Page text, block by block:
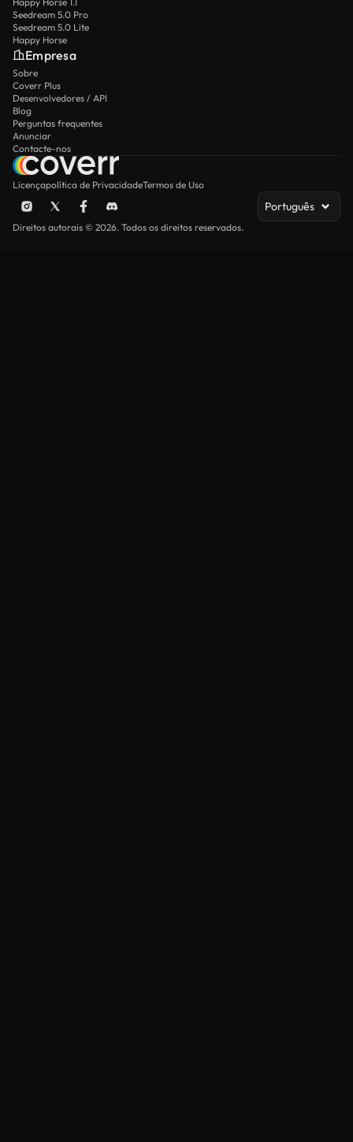
Seedream 5.0 Pro
Seedream 5.0 Lite
Happy Horse
Empresa
Sobre
Coverr Plus
Desenvolvedores / API
Blog
Perguntas frequentes
Anunciar
Contacte-nos
Licençapolítica de PrivacidadeTermos de Uso
Português
Direitos autorais © 2026. Todos os direitos reservados.